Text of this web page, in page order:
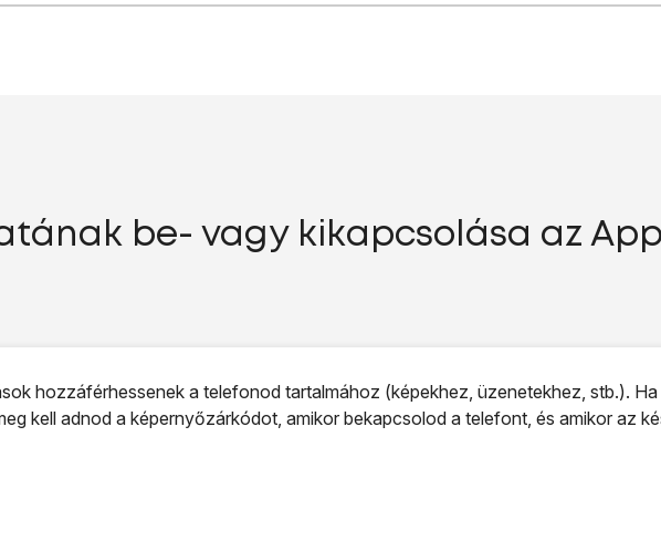
be- vagy kikapcsolása az
hozzáférhessenek a telefonod tartalmához (képekhez, üzenetekhez, stb.).
kell adnod a képernyőzárkódot, amikor bekapcsolod a telefont, és amikor az